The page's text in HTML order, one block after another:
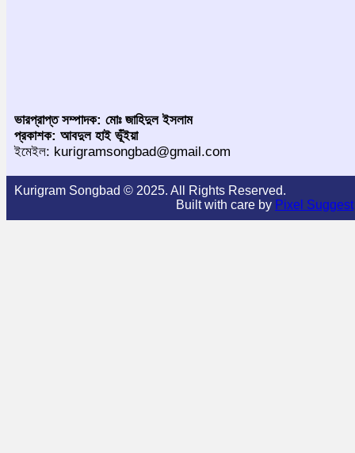
ভারপ্রাপ্ত সম্পাদক: মোঃ জাহিদুল ইসলাম
প্রকাশক: আবদুল হাই ভূঁইয়া
ইমেইল: kurigramsongbad@gmail.com
Kurigram Songbad © 2025. All Rights Reserved.
Built with care by Pixel Suggest